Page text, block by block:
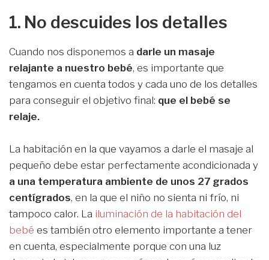
1. No descuides los detalles
Cuando nos disponemos a darle un masaje
relajante a nuestro bebé, es importante que
tengamos en cuenta todos y cada uno de los detalles
para conseguir el objetivo final: que el bebé se
relaje.
La habitación en la que vayamos a darle el masaje al
pequeño debe estar perfectamente acondicionada y
a una temperatura ambiente de unos 27 grados
centígrados, en la que el niño no sienta ni frío, ni
tampoco calor. La iluminación de la habitación del
bebé es también otro elemento importante a tener
en cuenta, especialmente porque con una luz